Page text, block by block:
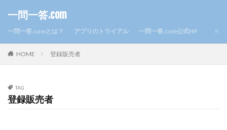
一問一答.com
一問一答.comとは？ アプリのトライアル 一問一答.com公式HP
HOME 登録販売者
TAG
登録販売者